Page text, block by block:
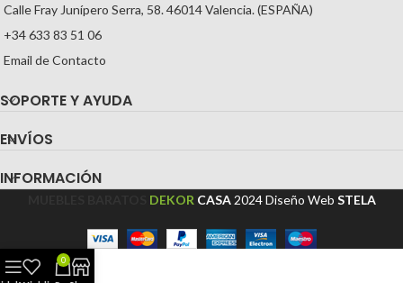
Calle Fray Junípero Serra, 58. 46014 Valencia. (ESPAÑA)
+34 633 83 51 06
Email de Contacto
SOPORTE Y AYUDA
ENVÍOS
INFORMACIÓN
DEKOR CASA 2024Diseño Web STELA
0